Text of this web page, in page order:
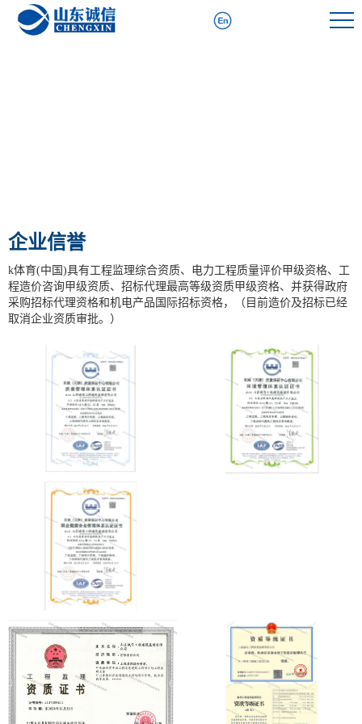
企业信誉
k体育(中国)具有工程监理综合资质、电力工程质量评价甲级资格、工
程造价咨询甲级资质、招标代理最高等级资质甲级资格、并获得政府
采购招标代理资格和机电产品国际招标资格，（目前造价及招标已经
取消企业资质审批。）